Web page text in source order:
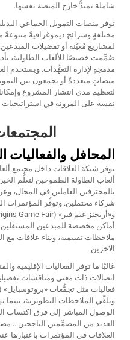
شاملة تمتدُّ خارج المنصة نفسها.
مختلفةٍ وشرائحَ ديموغرافيةً متنوعةً
صُمِّمت خصيصًا للألعاب الطاولية،
مدمجةٍ لإدارة التعهُّدات. ويستخدم
منصاتٍ متعددةً أو يجمعون بين
لتعظيم مدى انتشار المشروع
نفسه على المرونة في استراتيجيات
المحافل والفعاليات
توفر شبكة العلاقات داخل مجتمع
ألعاب الطاولة الطموحين لتعلُّم
بالمحترفين العاملين في المجال،
أماكن مخصصة للمبدعين
ملاحظات تقييمية، وبناء علاقات
الآخرين.
غالبًا ما توفر الفعاليات الإقليمية
اتصالات ذات معنى ومناقشات
وتلقِّي الملاحظات التطويرية، بينما
الوصول المباشر إلى فرق اكتساب
العديد من المصمِّمين الناجحين...
العلاقات في المؤتمرات باعتبارها